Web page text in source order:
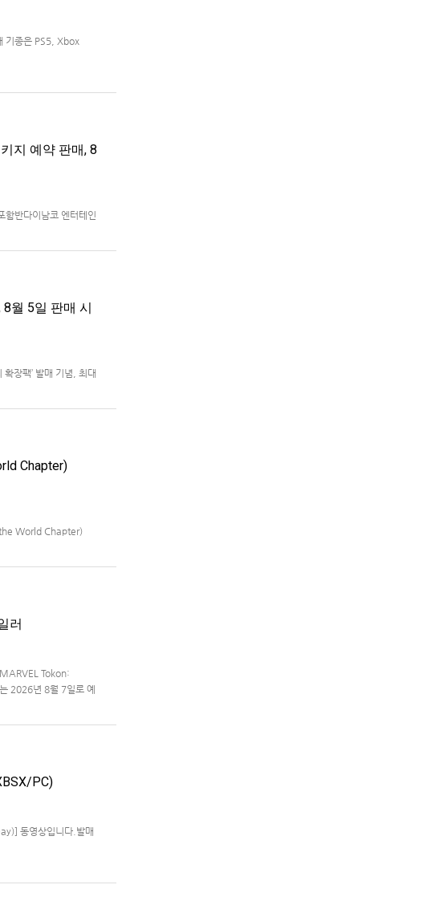
기종은 PS5, Xbox
지 예약 판매, 8
함반다이남코 엔터테인
월 5일 판매 시
장팩’ 발매 기념, 최대
Chapter)
the World Chapter)
러
Tokon:
2026년 8월 7일로 예
PC)
동영상입니다.발매